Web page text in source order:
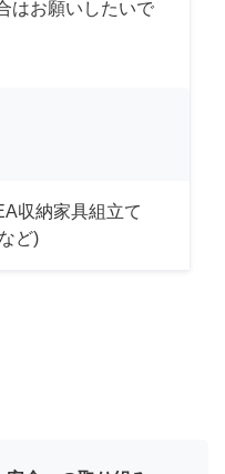
はお願いしたいで
収納家具組立て
ど)